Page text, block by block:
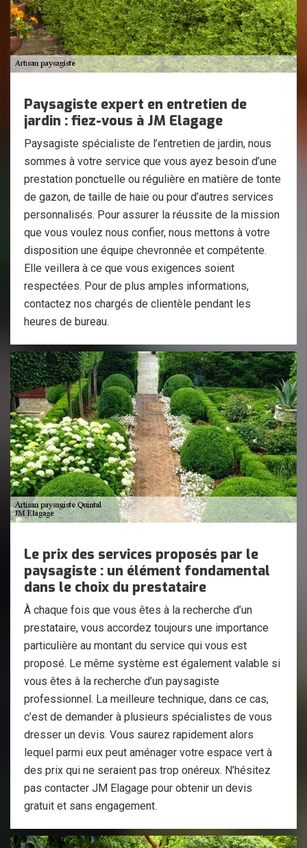
Paysagiste expert en entretien de
jardin : fiez-vous à JM Elagage
Paysagiste spécialiste de l’entretien de jardin, nous
sommes à votre service que vous ayez besoin d’une
prestation ponctuelle ou régulière en matière de tonte
de gazon, de taille de haie ou pour d’autres services
personnalisés. Pour assurer la réussite de la mission
que vous voulez nous confier, nous mettons à votre
disposition une équipe chevronnée et compétente.
Elle veillera à ce que vous exigences soient
respectées. Pour de plus amples informations,
contactez nos chargés de clientèle pendant les
heures de bureau.
Le prix des services proposés par le
paysagiste : un élément fondamental
dans le choix du prestataire
À chaque fois que vous êtes à la recherche d’un
prestataire, vous accordez toujours une importance
particulière au montant du service qui vous est
proposé. Le même système est également valable si
vous êtes à la recherche d’un paysagiste
professionnel. La meilleure technique, dans ce cas,
c’est de demander à plusieurs spécialistes de vous
dresser un devis. Vous saurez rapidement alors
lequel parmi eux peut aménager votre espace vert à
des prix qui ne seraient pas trop onéreux. N’hésitez
pas contacter JM Elagage pour obtenir un devis
gratuit et sans engagement.